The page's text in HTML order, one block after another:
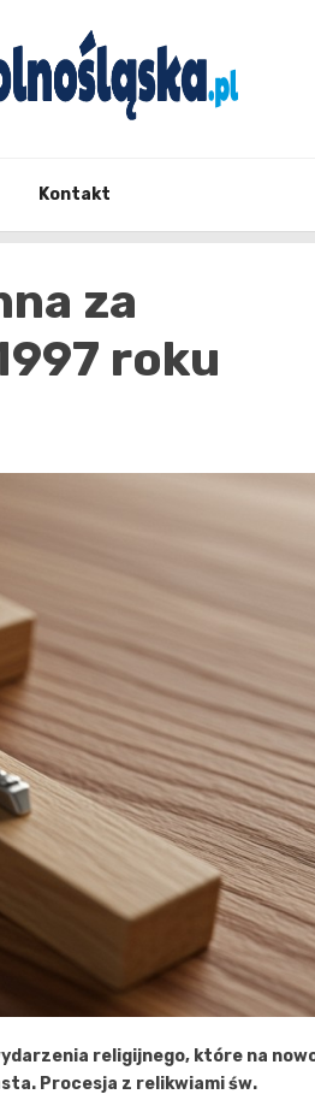
Kontakt
za
roku
religijnego, które na
Procesja z relikwiami św.